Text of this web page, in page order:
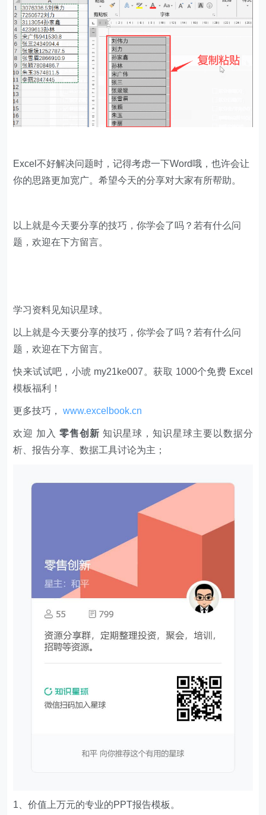
Excel不好解决问题时，记得考虑一下Word哦，也许会让
你的思路更加宽广。希望今天的分享对大家有所帮助。
以上就是今天要分享的技巧，你学会了吗？若有什么问
题，欢迎在下方留言。
学习资料见知识星球。
以上就是今天要分享的技巧，你学会了吗？若有什么问
题，欢迎在下方留言。
快来试试吧，小琥 my21ke007。获取 1000个免费 Excel
模板福利​​​​！
更多技巧，www.excelbook.cn
欢迎 加入 零售创新 知识星球，知识星球主要以数据分
析、报告分享、数据工具讨论为主；
1、价值上万元的专业的PPT报告模板。